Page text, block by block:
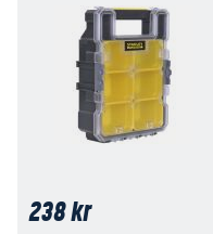
238 kr